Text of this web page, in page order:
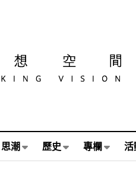
思潮 歷史 專欄 活